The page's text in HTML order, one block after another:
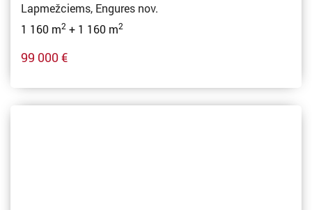
Lapmežciems, Engures nov.
1 160 m2 + 1 160 m2
99 000 €